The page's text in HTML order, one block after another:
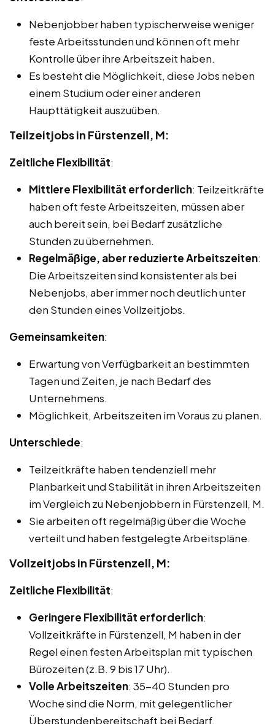
Nebenjobber haben typischerweise weniger
feste Arbeitsstunden und können oft mehr
Kontrolle über ihre Arbeitszeit haben.
Es besteht die Möglichkeit, diese Jobs neben
einem Studium oder einer anderen
Haupttätigkeit auszuüben.
Teilzeitjobs in Fürstenzell, M:
Zeitliche Flexibilität:
Mittlere Flexibilität erforderlich: Teilzeitkräfte
haben oft feste Arbeitszeiten, müssen aber
auch bereit sein, bei Bedarf zusätzliche
Stunden zu übernehmen.
Regelmäßige, aber reduzierte Arbeitszeiten:
Die Arbeitszeiten sind konsistenter als bei
Nebenjobs, aber immer noch deutlich unter
den Stunden eines Vollzeitjobs.
Gemeinsamkeiten:
Erwartung von Verfügbarkeit an bestimmten
Tagen und Zeiten, je nach Bedarf des
Unternehmens.
Möglichkeit, Arbeitszeiten im Voraus zu planen.
Unterschiede:
Teilzeitkräfte haben tendenziell mehr
Planbarkeit und Stabilität in ihren Arbeitszeiten
im Vergleich zu Nebenjobbern in Fürstenzell, M.
Sie arbeiten oft regelmäßig über die Woche
verteilt und haben festgelegte Arbeitspläne.
Vollzeitjobs in Fürstenzell, M:
Zeitliche Flexibilität:
Geringere Flexibilität erforderlich:
Vollzeitkräfte in Fürstenzell, M haben in der
Regel einen festen Arbeitsplan mit typischen
Bürozeiten (z.B. 9 bis 17 Uhr).
Volle Arbeitszeiten: 35-40 Stunden pro
Woche sind die Norm, mit gelegentlicher
Überstundenbereitschaft bei Bedarf.